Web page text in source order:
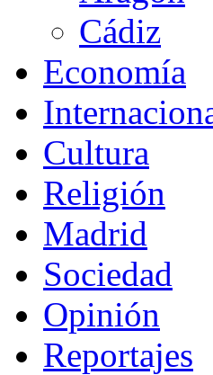
Cádiz
Economía
Cultura
Religión
Madrid
Sociedad
Opinión
Reportajes